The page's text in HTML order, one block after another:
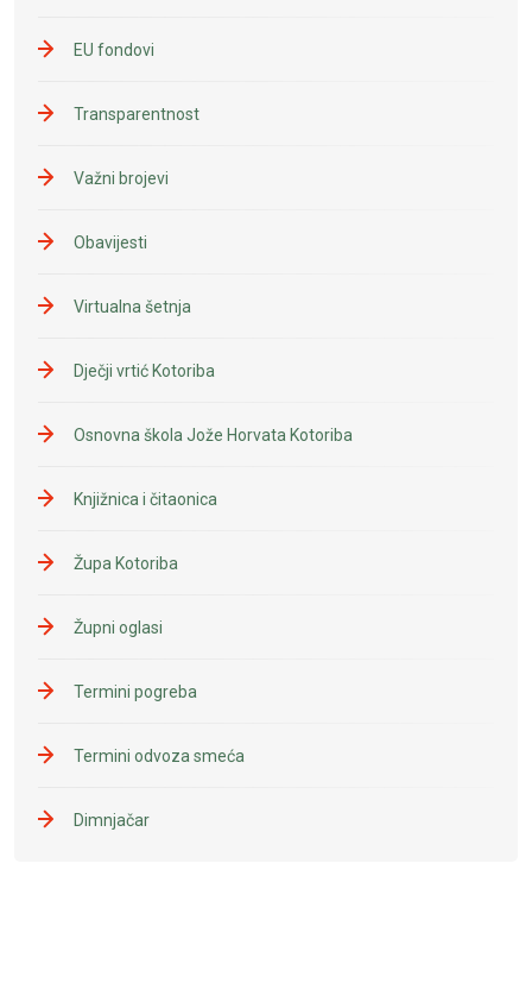
EU fondovi
Transparentnost
Važni brojevi
Obavijesti
Virtualna šetnja
Dječji vrtić Kotoriba
Osnovna škola Jože Horvata Kotoriba
Knjižnica i čitaonica
Župa Kotoriba
Župni oglasi
Termini pogreba
Termini odvoza smeća
Dimnjačar